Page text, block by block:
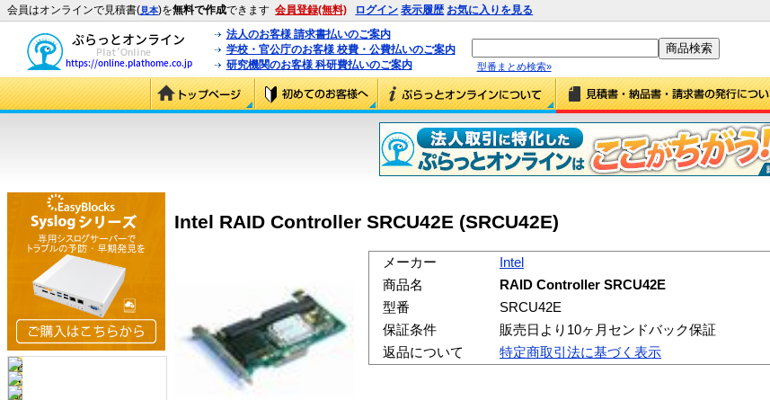
会員はオンラインで見積書(見本)を無料で作成できます 会員登録(無料) ログイン 表示履歴 お気に入りを見る
法人のお客様 請求書払いのご案内
学校・官公庁のお客様 校費・公費払いのご案内
研究機関のお客様 科研費払いのご案内
型番まとめ検索»
Intel RAID Controller SRCU42E (SRCU42E)
メーカー
Intel
商品名
RAID Controller SRCU42E
型番
SRCU42E
保証条件
販売日より10ヶ月センドバック保証
返品について
特定商取引法に基づく表示